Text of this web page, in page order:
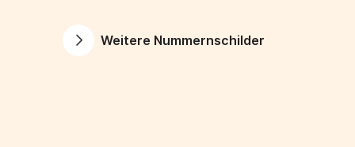
Weitere Nummernschilder